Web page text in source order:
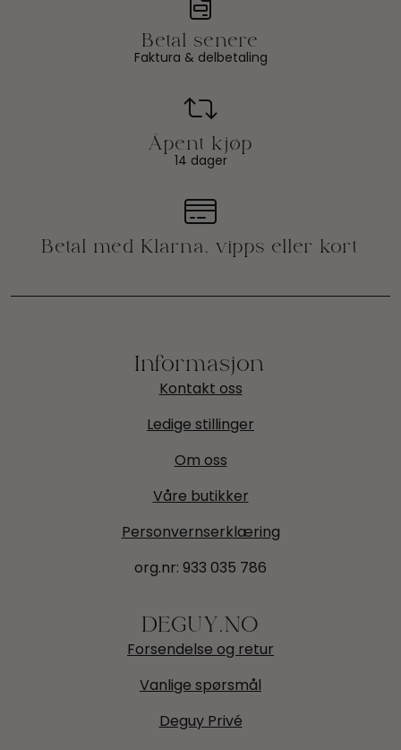
Faktura & delbetaling
14 dager
Kontakt oss
Ledige stillinger
Om oss
Våre butikker
Personvernserklæring
org.nr: 933 035 786
Forsendelse og retur
Vanlige spørsmål
Deguy Privé